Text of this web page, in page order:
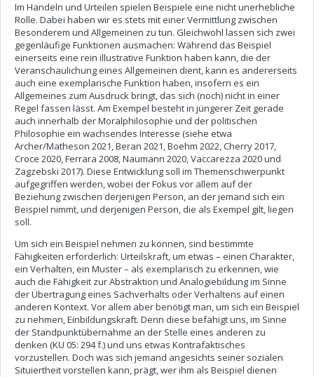
Im Handeln und Urteilen spielen Beispiele eine nicht unerhebliche
Rolle. Dabei haben wir es stets mit einer Vermittlung zwischen
Besonderem und Allgemeinen zu tun. Gleichwohl lassen sich zwei
gegenläufige Funktionen ausmachen: Während das Beispiel
einerseits eine rein illustrative Funktion haben kann, die der
Veranschaulichung eines Allgemeinen dient, kann es andererseits
auch eine exemplarische Funktion haben, insofern es ein
Allgemeines zum Ausdruck bringt, das sich (noch) nicht in einer
Regel fassen lässt. Am Exempel besteht in jüngerer Zeit gerade
auch innerhalb der Moralphilosophie und der politischen
Philosophie ein wachsendes Interesse (siehe etwa
Archer/Matheson 2021, Beran 2021, Boehm 2022, Cherry 2017,
Croce 2020, Ferrara 2008, Naumann 2020, Vaccarezza 2020 und
Zagzebski 2017). Diese Entwicklung soll im Themenschwerpunkt
aufgegriffen werden, wobei der Fokus vor allem auf der
Beziehung zwischen derjenigen Person, an der jemand sich ein
Beispiel nimmt, und derjenigen Person, die als Exempel gilt, liegen
soll.
Um sich ein Beispiel nehmen zu können, sind bestimmte
Fähigkeiten erforderlich: Urteilskraft, um etwas – einen Charakter,
ein Verhalten, ein Muster – als exemplarisch zu erkennen, wie
auch die Fähigkeit zur Abstraktion und Analogiebildung im Sinne
der Übertragung eines Sachverhalts oder Verhaltens auf einen
anderen Kontext. Vor allem aber benötigt man, um sich ein Beispiel
zu nehmen, Einbildungskraft. Denn diese befähigt uns, im Sinne
der Standpunktübernahme an der Stelle eines anderen zu
denken (KU 05: 294 f.) und uns etwas Kontrafaktisches
vorzustellen. Doch was sich jemand angesichts seiner sozialen
Situiertheit vorstellen kann, prägt, wer ihm als Beispiel dienen